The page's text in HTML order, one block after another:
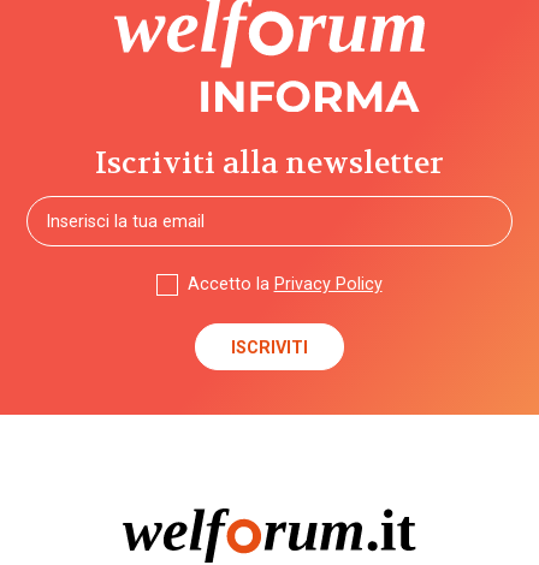
Iscriviti alla newsletter
Accetto la Privacy Policy